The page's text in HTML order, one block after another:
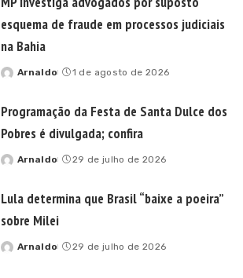
esquema de fraude em processos judiciais
na Bahia
Posted
Arnaldo 1 de agosto de 2026
Programação da Festa de Santa Dulce dos
Pobres é divulgada; confira
Posted
Arnaldo 29 de julho de 2026
Lula determina que Brasil “baixe a poeira”
sobre Milei
Posted
Arnaldo 29 de julho de 2026